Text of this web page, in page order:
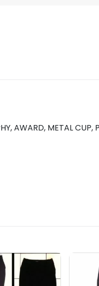
AWARD, METAL CUP,